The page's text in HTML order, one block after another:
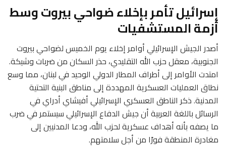
إسرائيل تأمر بإخلاء ضواحي بيروت وسط
أزمة المستشفيات
أصدر الجيش الإسرائيلي أوامر إخلاء يوم الخميس لضواحي بيروت
الجنوبية، معقل حزب الله التقليدي، حذر السكان من ضربات وشيكة.
امتدت الأوامر إلى أطراف المطار الدولي الوحيد في لبنان، مما وسع
نطاق العمليات العسكرية المهددة إلى مناطق البنية التحتية
المدنية. ذكر الناطق العسكري الإسرائيلي أفيشاي أدراي في
الرسائل باللغة العربية أن جيش الدفاع الإسرائيلي سيستمر في ضرب
ما يصفه بأنه أهداف عسكرية لحزب الله، ودعا المدنيين إلى
مغادرة المنطقة فورًا من أجل سلامتهم.